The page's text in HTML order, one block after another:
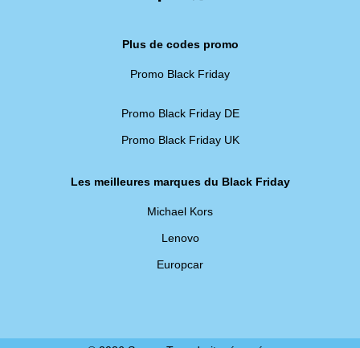
Plus de codes promo
Promo Black Friday
Promo Black Friday DE
Promo Black Friday UK
Les meilleures marques du Black Friday
Michael Kors
Lenovo
Europcar